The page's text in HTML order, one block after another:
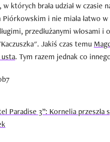
których brała udział w czasie
i nie miała łatwo
przedłużanymi
Jakiś czas temu
. Tym razem jednak co
Paradise 3”: Kornelia